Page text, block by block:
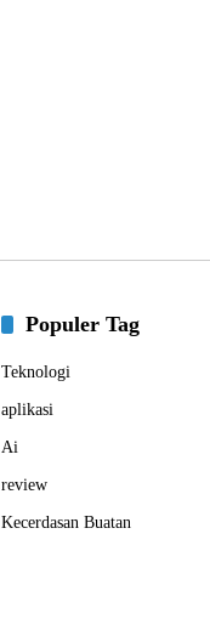
Populer Tag
Teknologi
aplikasi
Ai
review
Kecerdasan Buatan